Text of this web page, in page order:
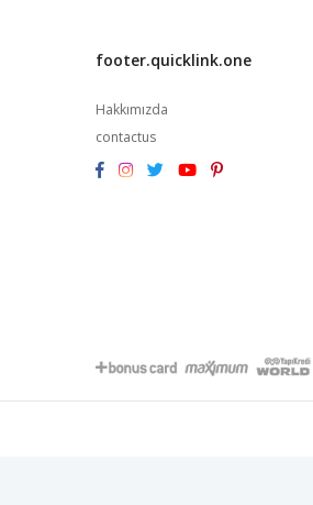
footer.quicklink.one
Hakkımızda
contactus